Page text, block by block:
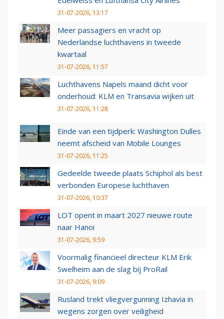
31-07-2026, 13:17
Meer passagiers en vracht op
Nederlandse luchthavens in tweede
kwartaal
31-07-2026, 11:57
Luchthavens Napels maand dicht voor
onderhoud: KLM en Transavia wijken uit
31-07-2026, 11:28
Einde van een tijdperk: Washington Dulles
neemt afscheid van Mobile Lounges
31-07-2026, 11:25
Gedeelde tweede plaats Schiphol als best
verbonden Europese luchthaven
31-07-2026, 10:37
LOT opent in maart 2027 nieuwe route
naar Hanoi
31-07-2026, 9:59
Voormalig financieel directeur KLM Erik
Swelheim aan de slag bij ProRail
31-07-2026, 9:09
Rusland trekt vliegvergunning Izhavia in
wegens zorgen over veiligheid